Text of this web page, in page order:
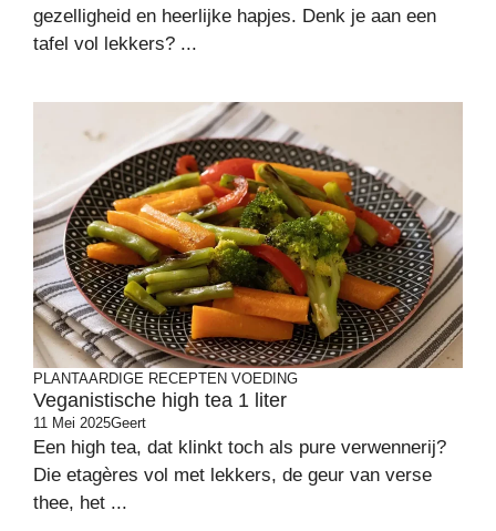
gezelligheid en heerlijke hapjes. Denk je aan een
tafel vol lekkers? ...
PLANTAARDIGE RECEPTEN VOEDING
Veganistische high tea 1 liter
11 Mei 2025Geert
Een high tea, dat klinkt toch als pure verwennerij?
Die etagères vol met lekkers, de geur van verse
thee, het ...